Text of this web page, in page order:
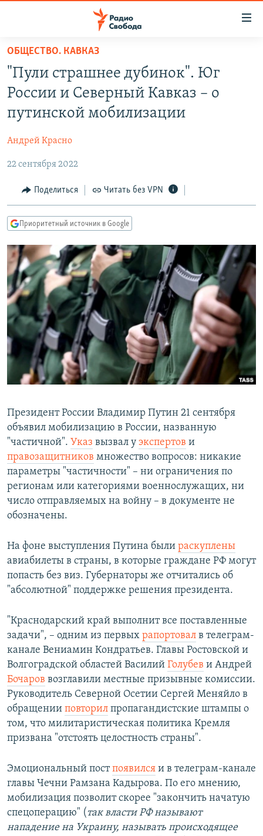
упрощенного
доступа
Вернуться
основному
Вернутся
навигации
Вернутся
поиску
ПРОГРАММЫ
ПОДКАСТЫ
АВТОРСКИЕ ПРОЕКТЫ
МНЕНИЯ
КУЛЬТУРА
IDEL.РЕАЛИИ
СЕВЕР.РЕАЛИИ
СИБИРЬ.РЕАЛИИ
РАСПИСАНИЕ ВЕЩАНИЯ
ПОДПИШИТЕСЬ НА РАССЫЛКУ
СОЦИАЛЬНЫЕ СЕТИ
Все сайты РСЕ/РС
ОБЩЕСТВО. КАВКАЗ
"Пули страшнее дубинок". Юг
России и Северный Кавказ – о
путинской мобилизации
Андрей Красно
22 сентября 2022
Поделиться Читать без VPN
Приоритетный источник в Google
Президент России Владимир Путин 21 сентября
объявил мобилизацию в России, названную
"частичной". Указ вызвал у экспертов и
правозащитников множество вопросов: никакие
параметры "частичности" – ни ограничения по
регионам или категориями военнослужащих, ни
число отправляемых на войну – в документе не
обозначены.
На фоне выступления Путина были раскуплены
авиабилеты в страны, в которые граждане РФ могут
попасть без виз. Губернаторы же отчитались об
"абсолютной" поддержке решения президента.
"Краснодарский край выполнит все поставленные
задачи", – одним из первых рапортовал в телеграм-
канале Вениамин Кондратьев. Главы Ростовской и
Волгоградской областей Василий Голубев и Андрей
Бочаров возглавили местные призывные комиссии.
Руководитель Северной Осетии Сергей Меняйло в
обращении повторил пропагандистские штампы о
том, что милитаристическая политика Кремля
призвана "отстоять целостность страны".
Эмоциональный постпоявился и в телеграм-канале
главы Чечни Рамзана Кадырова. По его мнению,
мобилизация позволит скорее "закончить начатую
спецоперацию" ( так власти РФ называют
нападение на Украину, называть происходящее